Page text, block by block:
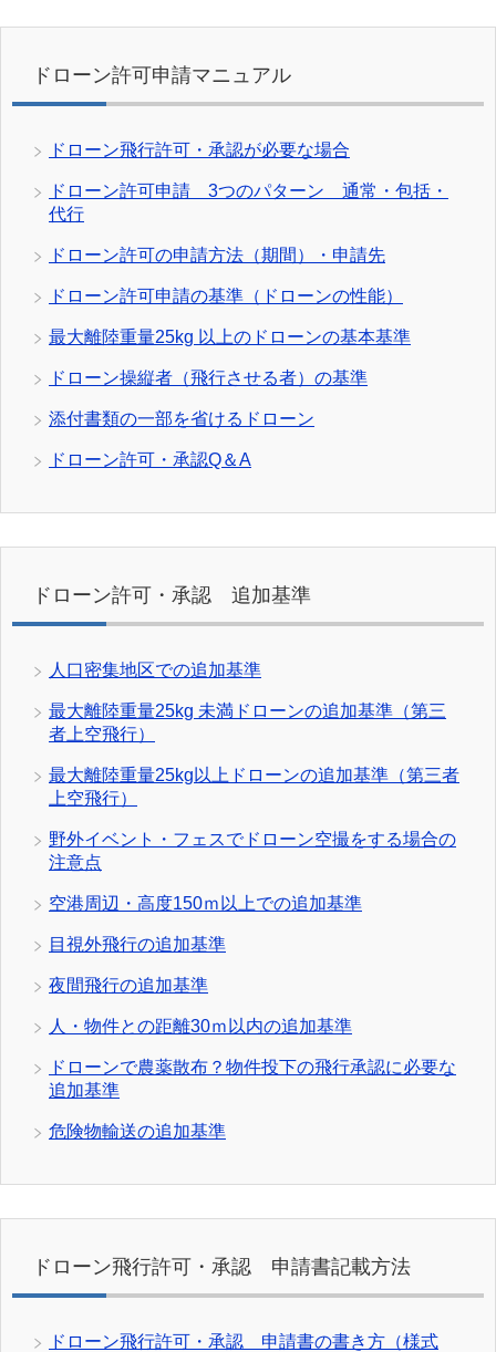
ドローン許可申請マニュアル
ドローン飛行許可・承認が必要な場合
ドローン許可申請 3つのパターン 通常・包括・
代行
ドローン許可の申請方法（期間）・申請先
ドローン許可申請の基準（ドローンの性能）
最大離陸重量25kg 以上のドローンの基本基準
ドローン操縦者（飛行させる者）の基準
添付書類の一部を省けるドローン
ドローン許可・承認Q＆A
ドローン許可・承認 追加基準
人口密集地区での追加基準
最大離陸重量25kg 未満ドローンの追加基準（第三
者上空飛行）
最大離陸重量25kg以上ドローンの追加基準（第三者
上空飛行）
野外イベント・フェスでドローン空撮をする場合の
注意点
空港周辺・高度150ｍ以上での追加基準
目視外飛行の追加基準
夜間飛行の追加基準
人・物件との距離30ｍ以内の追加基準
ドローンで農薬散布？物件投下の飛行承認に必要な
追加基準
危険物輸送の追加基準
ドローン飛行許可・承認 申請書記載方法
ドローン飛行許可・承認 申請書の書き方（様式